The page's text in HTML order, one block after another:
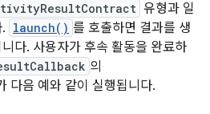
유형과 일
launch() 를 호출하면 결과를 생
다. 사용자가 후속 활동을 완료하
의
다음 예와 같이 실행됩니다.